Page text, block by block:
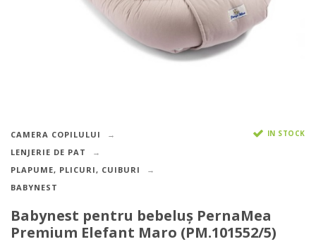
CAMERA COPILULUI
LENJERIE DE PAT
PLAPUME, PLICURI, CUIBURI
BABYNEST
IN STOCK
Babynest pentru bebeluș PernaMea
Premium Elefant Maro (PM.101552/5)